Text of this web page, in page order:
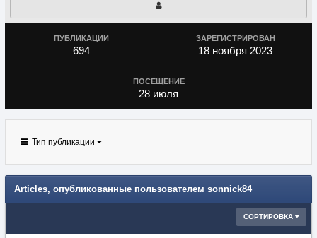
ПУБЛИКАЦИИ
694
ЗАРЕГИСТРИРОВАН
18 ноября 2023
ПОСЕЩЕНИЕ
28 июля
Тип публикации
Articles, опубликованные пользователем sonnick84
СОРТИРОВКА